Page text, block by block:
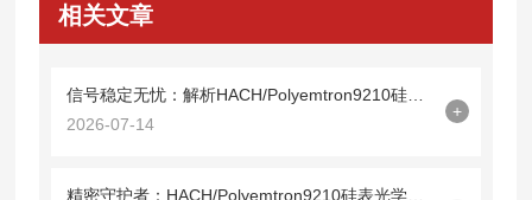
相关文章
2026-07-14
+